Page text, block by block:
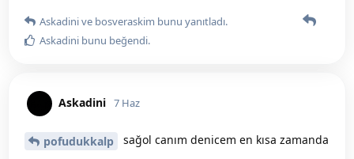
Askadinive bosveraskim bunu yanıtladı.
Askadini bunu beğendi.
Askadini 7 Haz
pofudukkalp sağol canım denicem en kısa zamanda